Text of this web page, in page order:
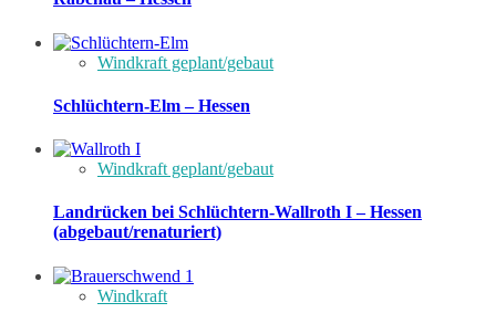
Windkraft geplant/gebaut
Schlüchtern-Elm – Hessen
Windkraft geplant/gebaut
Landrücken bei Schlüchtern-Wallroth I – Hessen
(abgebaut/renaturiert)
Windkraft